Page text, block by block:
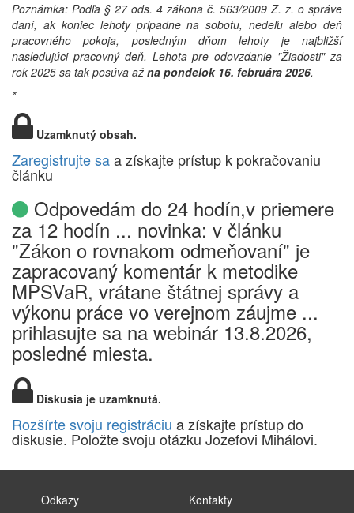
Poznámka: Podľa § 27 ods. 4 zákona č. 563/2009 Z. z. o správe
daní, ak koniec lehoty pripadne na sobotu, nedeľu alebo deň
pracovného pokoja, posledným dňom lehoty je najbližší
nasledujúci pracovný deň. Lehota pre odovzdanie "Žiadosti" za
rok 2025 sa tak posúva až na pondelok 16. februára 2026.
*
Uzamknutý obsah.
Zaregistrujte saa získajte prístup k pokračovaniu
článku
Odpovedám do 24 hodín,v priemere
za 12 hodín ... novinka: v článku
"Zákon o rovnakom odmeňovaní" je
zapracovaný komentár k metodike
MPSVaR, vrátane štátnej správy a
výkonu práce vo verejnom záujme ...
prihlasujte sa na webinár 13.8.2026,
posledné miesta.
Diskusia je uzamknutá.
Rozšírte svoju registráciu a získajte prístup do
diskusie. Položte svoju otázku Jozefovi Mihálovi.
Odkazy Kontakty